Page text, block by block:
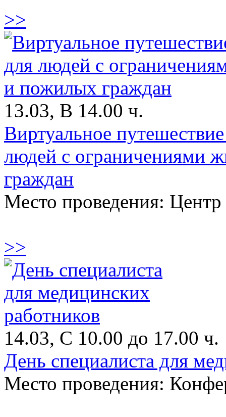
>>
13.03, В 14.00 ч.
Виртуальное
людей с ограничениями
граждан
Место проведения: Центр
>>
14.03, C 10.00 до 17.00 ч.
День специалиста для
Место проведения: